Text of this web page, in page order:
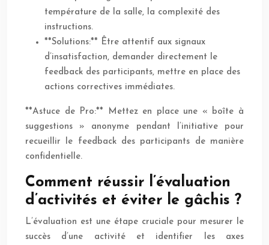
température de la salle, la complexité des
instructions.
**Solutions:** Être attentif aux signaux
d’insatisfaction, demander directement le
feedback des participants, mettre en place des
actions correctives immédiates.
**Astuce de Pro:** Mettez en place une « boîte à
suggestions » anonyme pendant l’initiative pour
recueillir le feedback des participants de manière
confidentielle.
Comment réussir l’évaluation
d’activités et éviter le gâchis ?
L’évaluation est une étape cruciale pour mesurer le
succès d’une activité et identifier les axes